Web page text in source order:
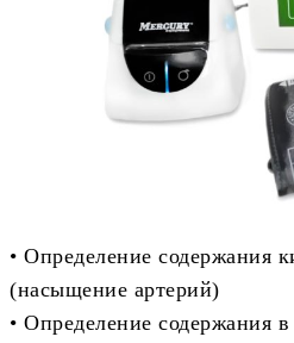
• Определение содержания
(насыщение артерий)
• Определение содержания